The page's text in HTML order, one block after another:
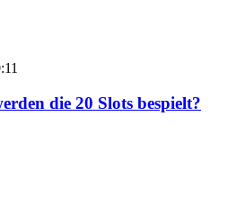
die 20 Slots bespielt?